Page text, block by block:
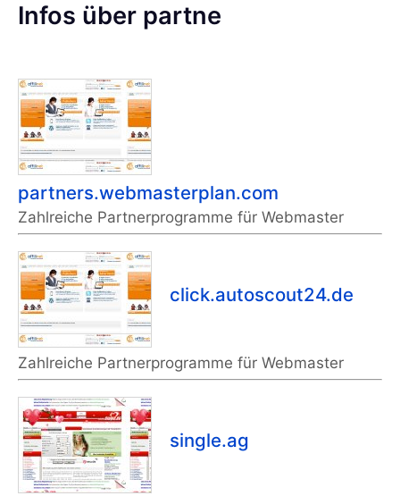
Infos über partne
partners.webmasterplan.com
Zahlreiche Partnerprogramme für Webmaster
click.autoscout24.de
Zahlreiche Partnerprogramme für Webmaster
single.ag